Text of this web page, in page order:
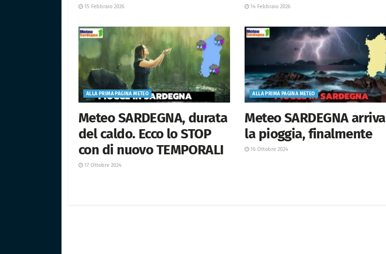
15 Febbraio 2026 14 Febbraio 2026
ALLA PRIMA PAGINA METEO
Meteo SARDEGNA, durata
del caldo. Ecco lo STOP
con di nuovo TEMPORALI
17 Ottobre 2024
ALLA PRIMA PAGINA METEO
Meteo SARDEGNA arriva
la pioggia, finalmente
16 Ottobre 2024